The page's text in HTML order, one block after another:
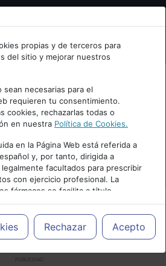
tu email.
Cancelar
propias y de terceros para
del sitio y mejorar nuestros
necesarias para el
requieren tu consentimiento.
cookies, rechazarlas todas o
en nuestra Política de Cookies.
en la Página Web está referida a
y, por tanto, dirigida a
facultados para prescribir
con ejercicio profesional. La
fármacos se facilita a título
responsabilidad de los
prescribir medicamentos y decidir, en
más adecuado a las
Rechazar Acepto